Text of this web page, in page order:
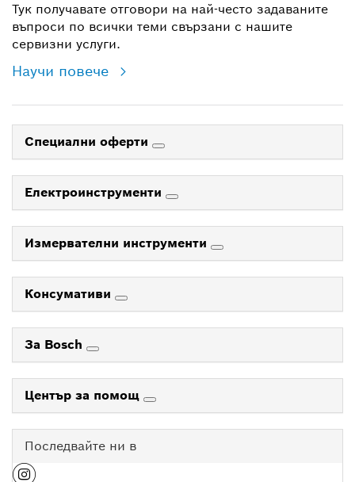
Тук получавате отговори на най-често задаваните
въпроси по всички теми свързани с нашите
сервизни услуги.
Научи повече
Специални оферти
Електроинструменти
Измервателни инструменти
Консумативи
За Bosch
Център за помощ
Последвайте ни в